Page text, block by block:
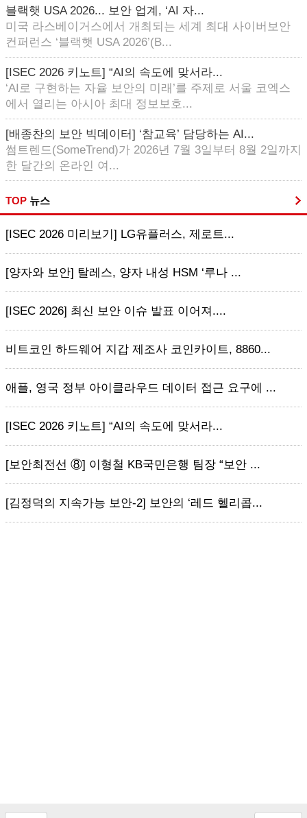
블랙햇 USA 2026... 보안 업계, ‘AI 자...
미국 라스베이거스에서 개최되는 세계 최대 사이버보안
컨퍼런스 ‘블랙햇 USA 2026’(B...
[ISEC 2026 키노트] “AI의 속도에 맞서라...
‘AI로 구현하는 자율 보안의 미래’를 주제로 서울 코엑스
에서 열리는 아시아 최대 정보보호...
[배종찬의 보안 빅데이터] ‘참교육’ 담당하는 AI...
썸트렌드(SomeTrend)가 2026년 7월 3일부터 8월 2일까지
한 달간의 온라인 여...
TOP 뉴스
[ISEC 2026 미리보기] LG유플러스, 제로트...
[양자와 보안] 탈레스, 양자 내성 HSM ‘루나 ...
[ISEC 2026] 최신 보안 이슈 발표 이어져....
비트코인 하드웨어 지갑 제조사 코인카이트, 8860...
애플, 영국 정부 아이클라우드 데이터 접근 요구에 ...
[ISEC 2026 키노트] “AI의 속도에 맞서라...
[보안최전선 ⑧] 이형철 KB국민은행 팀장 “보안 ...
[김정덕의 지속가능 보안-2] 보안의 ‘레드 헬리콥...